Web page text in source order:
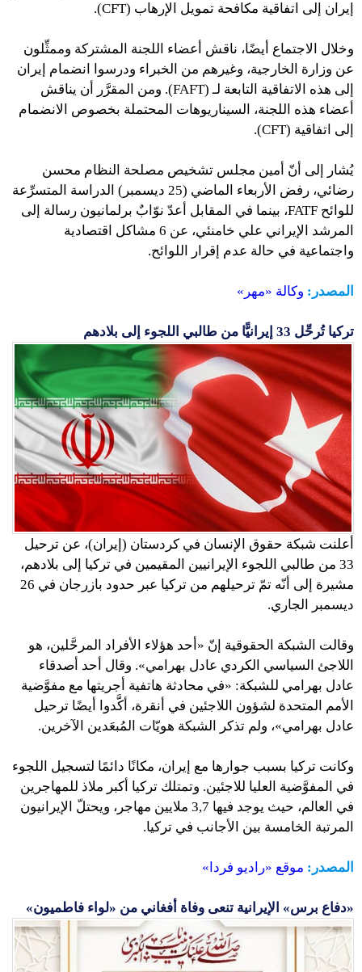
إيران إلى اتفاقية مكافحة تمويل الإرهاب (CFT).
وخلال الاجتماع أيضًا، ناقش أعضاء اللجنة المشتركة وممثِّلون
عن وزارة الخارجية، وغيرهم من الخبراء ودرسوا انضمام إيران
إلى هذه الاتفاقية التابعة لـ (FAFT). ومن المقرَّر أن يناقش
أعضاء هذه اللجنة، السيناريوهات المحتملة بخصوص الانضمام
إلى اتفاقية (CFT).
يُشار إلى أنّ أمين مجلس تشخيص مصلحة النظام محسن
رضائي، رفض الأربعاء الماضي (25 ديسمبر) الدراسة المتسرِّعة
للوائح FATF، بينما في المقابل أعدّ نوّابٌ برلمانيون رسالة إلى
المرشد الإيراني علي خامنئي، عن 6 مشاكل اقتصادية
واجتماعية في حالة عدم إقرار اللوائح.
المصدر: وكالة «مهر»
تركيا تُرحِّل 33 إيرانيًّا من طالبي اللجوء إلى بلادهم
أعلنت شبكة حقوق الإنسان في كردستان (إيران)، عن ترحيل
33 من طالبي اللجوء الإيرانيين المقيمين في تركيا إلى بلادهم،
مشيرة إلى أنّه تمّ ترحيلهم من تركيا عبر حدود بازرجان في 26
ديسمبر الجاري.
وقالت الشبكة الحقوقية إنّ «أحد هؤلاء الأفراد المرحَّلين، هو
اللاجئ السياسي الكردي عادل بهرامي». وقال أحد أصدقاء
عادل بهرامي للشبكة: «في محادثة هاتفية أجريتها مع مفوَّضية
الأمم المتحدة لشؤون اللاجئين في أنقرة، أكَّدوا أيضًا ترحيل
عادل بهرامي»، ولم تذكر الشبكة هويّات المُبعَدين الآخرين.
وكانت تركيا بسبب جوارها مع إيران، مكانًا دائمًا لتسجيل اللجوء
في المفوَّضية العليا للاجئين. وتمتلك تركيا أكبر ملاذ للمهاجرين
في العالم، حيث يوجد فيها 3,7 ملايين مهاجر، ويحتلّ الإيرانيون
المرتبة الخامسة بين الأجانب في تركيا.
المصدر: موقع «راديو فردا»
«دفاع برس» الإيرانية تنعى وفاة أفغاني من «لواء فاطميون»